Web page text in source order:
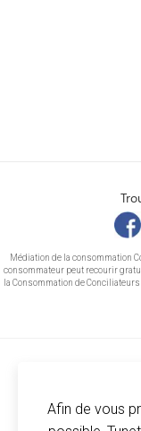
Médiation de la consommation
consommateur peut recourir
la Consommation de
Afin de vous